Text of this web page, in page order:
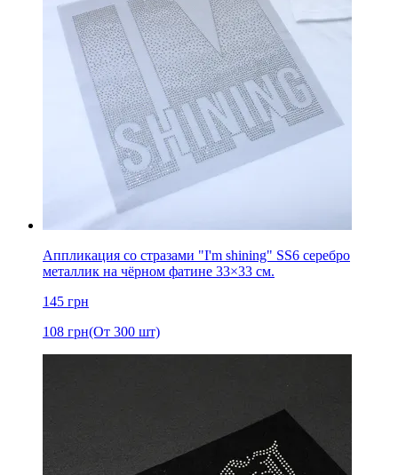
Аппликация со стразами "I'm shining" SS6 серебро
металлик на чёрном фатине 33×33 см.
145 грн
108 грн(От 300 шт)